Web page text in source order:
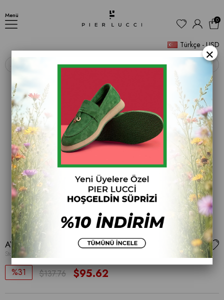
Menü
Türkçe - USD
0
‹ ›
AYAKKABI
Stok Kodu
31 $137.76 $95.62
×